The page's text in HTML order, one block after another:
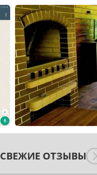
СВЕЖИЕ ОТЗЫВЫ